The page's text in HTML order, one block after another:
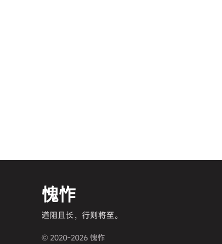
愧怍
道阻且长，行则将至。
© 2020-2026 愧怍